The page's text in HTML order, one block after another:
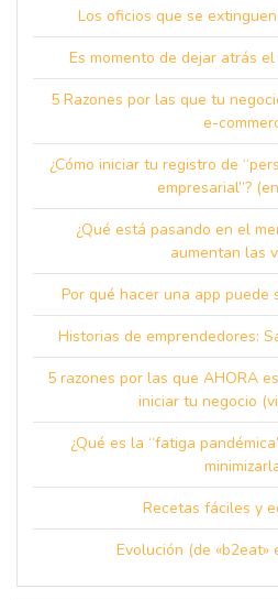
Los oficios que se
Es momento de dejar atrás
5 Razones por las que tu
e-
¿Cómo iniciar tu registro de
empresarial”?
¿Qué está pasando en el
aumentan las
Por qué hacer una app puede
Historias de emprendedores:
5 razones por las que AHORA
iniciar tu negocio
¿Qué es la “fatiga
Recetas fáciles y
Evolución (de «b2eat»